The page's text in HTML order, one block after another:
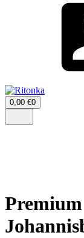
0,00 €0Warenkorb
öffnen
Menü